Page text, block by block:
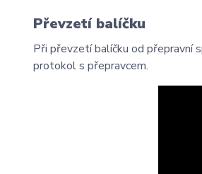
Převzetí balíčku
Při převzetí balíčku od přepravní
protokol s přepravcem.